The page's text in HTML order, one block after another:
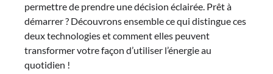
permettre de prendre une décision éclairée. Prêt à
démarrer ? Découvrons ensemble ce qui distingue ces
deux technologies et comment elles peuvent
transformer votre façon d’utiliser l’énergie au
quotidien !